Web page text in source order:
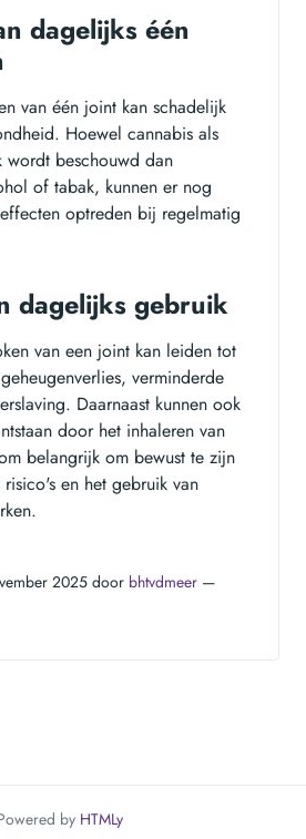
dagelijks één
van één joint kan schadelijk
Hoewel cannabis als
wordt beschouwd dan
of tabak, kunnen er nog
optreden bij regelmatig
dagelijks gebruik
van een joint kan leiden tot
verminderde
Daarnaast kunnen ook
door het inhaleren van
belangrijk om bewust te zijn
en het gebruik van
2025 door bhtvdmeer —
by HTMLy